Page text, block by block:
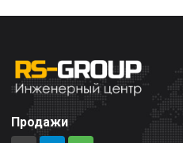
Продажи